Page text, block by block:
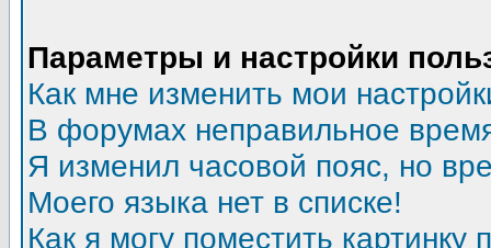
Параметры и настройки
Как мне изменить мои
В форумах неправильное
Я изменил часовой пояс, но
Моего языка нет в списке!
Как я могу поместить